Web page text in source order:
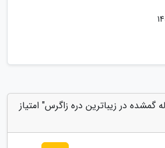
گمشده در زیباترین دره زاگرس" امتیاز